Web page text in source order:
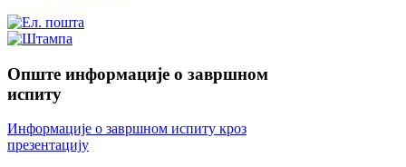
Опште информације о завршном
испиту
Информације о завршном испиту кроз
презентацију